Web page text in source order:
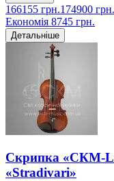
166155 грн.174900 грн.
Економія 8745 грн.
Детальніше
Скрипка «СКМ-
«Stradivari»